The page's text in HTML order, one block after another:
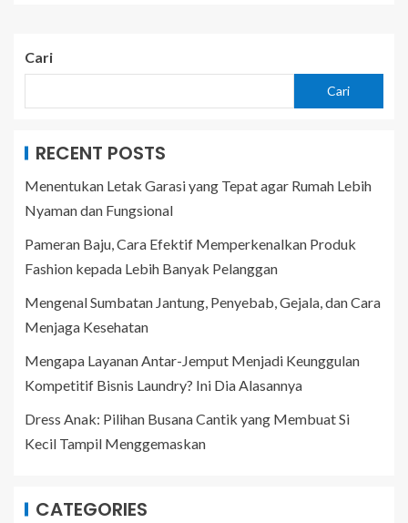
Cari
Cari
RECENT POSTS
Menentukan Letak Garasi yang Tepat agar Rumah Lebih
Nyaman dan Fungsional
Pameran Baju, Cara Efektif Memperkenalkan Produk
Fashion kepada Lebih Banyak Pelanggan
Mengenal Sumbatan Jantung, Penyebab, Gejala, dan Cara
Menjaga Kesehatan
Mengapa Layanan Antar-Jemput Menjadi Keunggulan
Kompetitif Bisnis Laundry? Ini Dia Alasannya
Dress Anak: Pilihan Busana Cantik yang Membuat Si
Kecil Tampil Menggemaskan
CATEGORIES